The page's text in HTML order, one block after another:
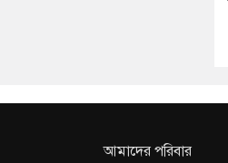
আমাদের পরিবার